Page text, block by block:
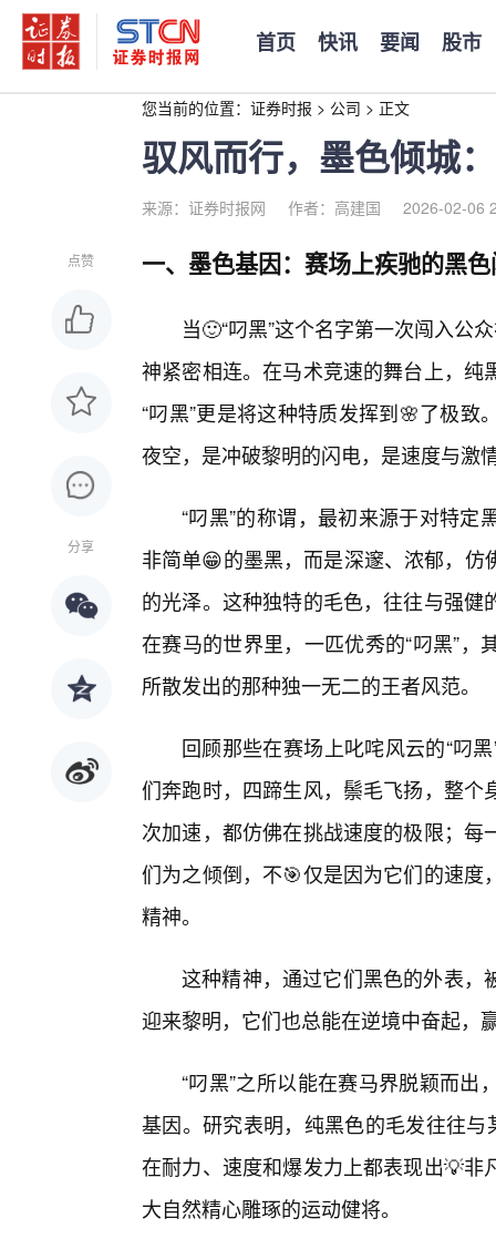
首页 快讯 要闻 股市
您当前的位置： 证券时报 > 公司 > 正文
驭风而行，墨色倾城
来源：证券时报网 作者：高建国 2026-02-06
点赞
分享
一、墨色基因：赛场上疾驰的黑
当🙂“叼黑”这个名字第一次闯入公
神紧密相连。在马术竞速的舞台上，
“叼黑”更是将这种特质发挥到🌸了极
夜空，是冲破黎明的闪电，是速度与激
“叼黑”的称谓，最初来源于对特
非简单😁的墨黑，而是深邃、浓郁，
的光泽。这种独特的毛色，往往与强
在赛马的世界里，一匹优秀的“叼黑”
所散发出的那种独一无二的王者风范。
回顾那些在赛场上叱咤风云的“叼
们奔跑时，四蹄生风，鬃毛飞扬，整
次加速，都仿佛在挑战速度的极限；
们为之倾倒，不🎯仅是因为它们的速
精神。
这种精神，通过它们黑色的外表
迎来黎明，它们也总能在逆境中奋起，
“叼黑”之所以能在赛马界脱颖而
基因。研究表明，纯黑色的毛发往往
在耐力、速度和爆发力上都表现出💡
大自然精心雕琢的运动健将。